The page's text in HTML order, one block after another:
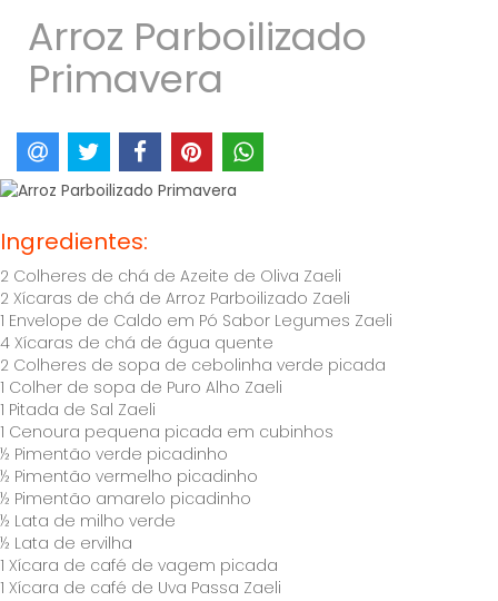
Arroz Parboilizado
Primavera
Ingredientes:
2 Colheres de chá de Azeite de Oliva Zaeli
2 Xícaras de chá de Arroz Parboilizado Zaeli
1 Envelope de Caldo em Pó Sabor Legumes Zaeli
4 Xícaras de chá de água quente
2 Colheres de sopa de cebolinha verde picada
1 Colher de sopa de Puro Alho Zaeli
1 Pitada de Sal Zaeli
1 Cenoura pequena picada em cubinhos
½ Pimentão verde picadinho
½ Pimentão vermelho picadinho
½ Pimentão amarelo picadinho
½ Lata de milho verde
½ Lata de ervilha
1 Xícara de café de vagem picada
1 Xícara de café de Uva Passa Zaeli